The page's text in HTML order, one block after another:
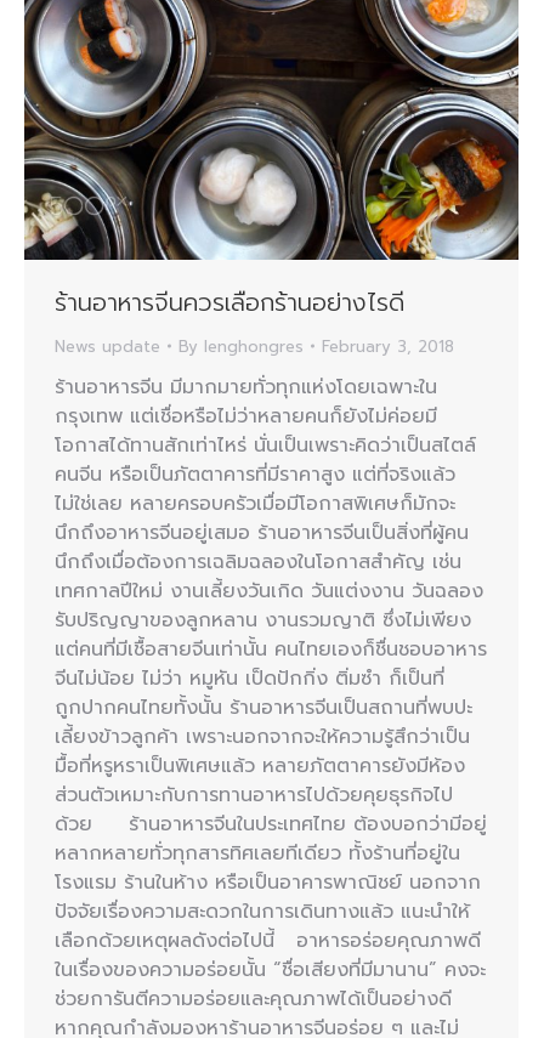
ร้านอาหารจีนควรเลือกร้านอย่างไรดี
News update By lenghongres February 3, 2018
ร้านอาหารจีน มีมากมายทั่วทุกแห่งโดยเฉพาะใน
กรุงเทพ แต่เชื่อหรือไม่ว่าหลายคนก็ยังไม่ค่อยมี
โอกาสได้ทานสักเท่าไหร่ นั่นเป็นเพราะคิดว่าเป็นสไตล์
คนจีน หรือเป็นภัตตาคารที่มีราคาสูง แต่ที่จริงแล้ว
ไม่ใช่เลย หลายครอบครัวเมื่อมีโอกาสพิเศษก็มักจะ
นึกถึงอาหารจีนอยู่เสมอ ร้านอาหารจีนเป็นสิ่งที่ผู้คน
นึกถึงเมื่อต้องการเฉลิมฉลองในโอกาสสำคัญ เช่น
เทศกาลปีใหม่ งานเลี้ยงวันเกิด วันแต่งงาน วันฉลอง
รับปริญญาของลูกหลาน งานรวมญาติ ซึ่งไม่เพียง
แต่คนที่มีเชื้อสายจีนเท่านั้น คนไทยเองก็ชื่นชอบอาหาร
จีนไม่น้อย ไม่ว่า หมูหัน เป็ดปักกิ่ง ติ่มซำ ก็เป็นที่
ถูกปากคนไทยทั้งนั้น ร้านอาหารจีนเป็นสถานที่พบปะ
เลี้ยงข้าวลูกค้า เพราะนอกจากจะให้ความรู้สึกว่าเป็น
มื้อที่หรูหราเป็นพิเศษแล้ว หลายภัตตาคารยังมีห้อง
ส่วนตัวเหมาะกับการทานอาหารไปด้วยคุยธุรกิจไป
ด้วย ร้านอาหารจีนในประเทศไทย ต้องบอกว่ามีอยู่
หลากหลายทั่วทุกสารทิศเลยทีเดียว ทั้งร้านที่อยู่ใน
โรงแรม ร้านในห้าง หรือเป็นอาคารพาณิชย์ นอกจาก
ปัจจัยเรื่องความสะดวกในการเดินทางแล้ว แนะนำให้
เลือกด้วยเหตุผลดังต่อไปนี้ อาหารอร่อยคุณภาพดี
ในเรื่องของความอร่อยนั้น “ชื่อเสียงที่มีมานาน” คงจะ
ช่วยการันตีความอร่อยและคุณภาพได้เป็นอย่างดี
หากคุณกำลังมองหาร้านอาหารจีนอร่อย ๆ และไม่